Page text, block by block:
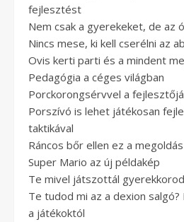
fejlesztést
Nem csak a gyerekeket, de az
Nincs mese, ki kell cserélni az
Ovis kerti parti és a mindent
Pedagógia a céges világban
Porckorongsérvvel a
Porszívó is lehet játékosan
taktikával
Ráncos bőr ellen ez a megoldás
Super Mario az új példakép
Te mivel játszottál
Te tudod mi az a dexion salgó?
a játékoktól